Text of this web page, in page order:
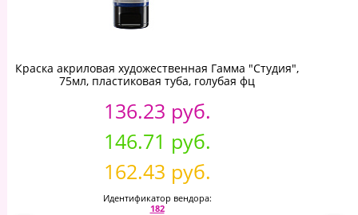
Краска акриловая художественная Гамма "Студия",
75мл, пластиковая туба, голубая фц
136.23 руб.
146.71 руб.
162.43 руб.
Идентификатор вендора:
182